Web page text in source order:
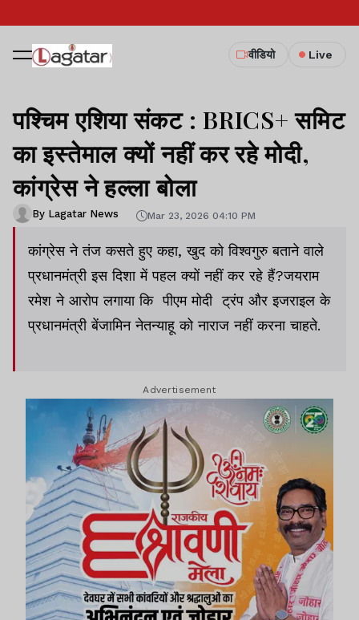
वीडियो Live
पश्चिम एशिया संकट : BRICS+ समिट
का इस्तेमाल क्यों नहीं कर रहे मोदी,
कांग्रेस ने हल्ला बोला
By Lagatar News Mar 23, 2026 04:10 PM
कांग्रेस ने तंज कसते हुए कहा, खुद को विश्वगुरु बताने वाले
प्रधानमंत्री इस दिशा में पहल क्यों नहीं कर रहे हैं?जयराम
रमेश ने आरोप लगाया कि पीएम मोदी ट्रंप और इजराइल के
प्रधानमंत्री बेंजामिन नेतन्याहू को नाराज नहीं करना चाहते.
Advertisement